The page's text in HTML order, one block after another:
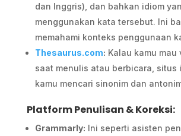
dan Inggris), dan bahkan idiom
menggunakan kata tersebut. Ini
memahami konteks penggunaan
Thesaurus.com: Kalau kamu mau
saat menulis atau berbicara, situs
kamu mencari sinonim dan
Platform Penulisan & Koreksi:
Grammarly: Ini seperti asisten